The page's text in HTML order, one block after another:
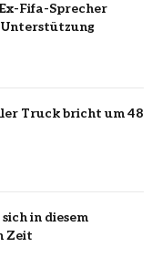
Fifa-Sprecher
Truck bricht um 48
in diesem
Zeit